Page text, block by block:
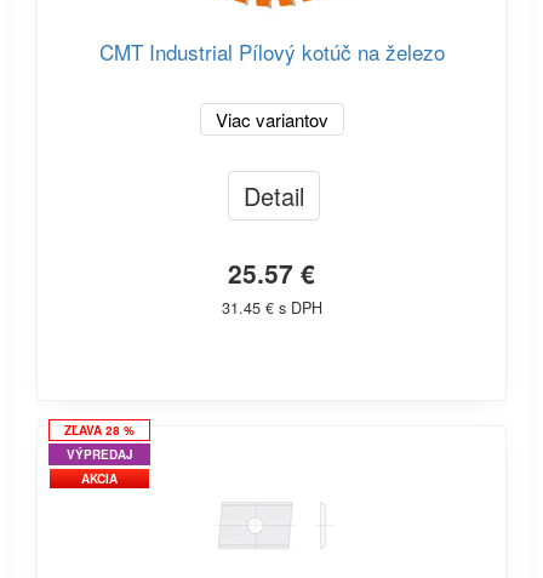
CMT Industrial Pílový kotúč na železo
Viac variantov
Detail
25.57 €
31.45 € s DPH
ZĽAVA 28 %
VÝPREDAJ
AKCIA